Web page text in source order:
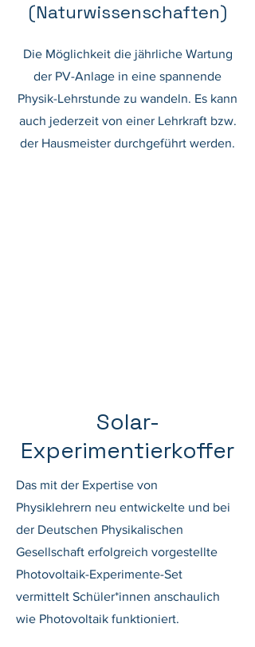
Die Möglichkeit die jährliche Wartung
der PV-Anlage in eine spannende
Physik-Lehrstunde zu wandeln. Es kann
auch jederzeit von einer Lehrkraft bzw.
der Hausmeister durchgeführt werden.
(Naturwissenschaften)
Solar-
Experimentierkoffer
Das mit der Expertise von
Physiklehrern neu entwickelte und bei
der Deutschen Physikalischen
Gesellschaft erfolgreich vorgestellte
Photovoltaik-Experimente-Set
vermittelt Schüler*innen anschaulich
wie Photovoltaik funktioniert.